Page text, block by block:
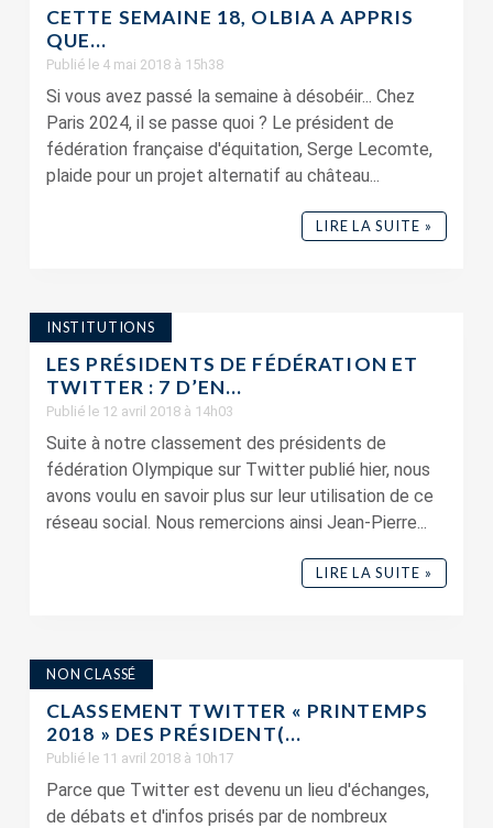
CETTE SEMAINE 18, OLBIA A APPRIS
QUE…
Publié le 4 mai 2018 à 15h38
Si vous avez passé la semaine à désobéir... Chez
Paris 2024, il se passe quoi ? Le président de
fédération française d'équitation, Serge Lecomte,
plaide pour un projet alternatif au château...
LIRE LA SUITE »
INSTITUTIONS
LES PRÉSIDENTS DE FÉDÉRATION ET
TWITTER : 7 D’EN...
Publié le 12 avril 2018 à 14h03
Suite à notre classement des présidents de
fédération Olympique sur Twitter publié hier, nous
avons voulu en savoir plus sur leur utilisation de ce
réseau social. Nous remercions ainsi Jean-Pierre...
LIRE LA SUITE »
NON CLASSÉ
CLASSEMENT TWITTER « PRINTEMPS
2018 » DES PRÉSIDENT(...
Publié le 11 avril 2018 à 10h17
Parce que Twitter est devenu un lieu d'échanges,
de débats et d'infos prisés par de nombreux